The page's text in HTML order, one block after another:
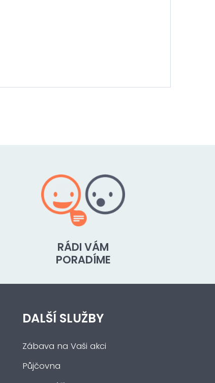
RÁDI VÁM
PORADÍME
DALŠÍ SLUŽBY
Zábava na Vaši akci
Půjčovna